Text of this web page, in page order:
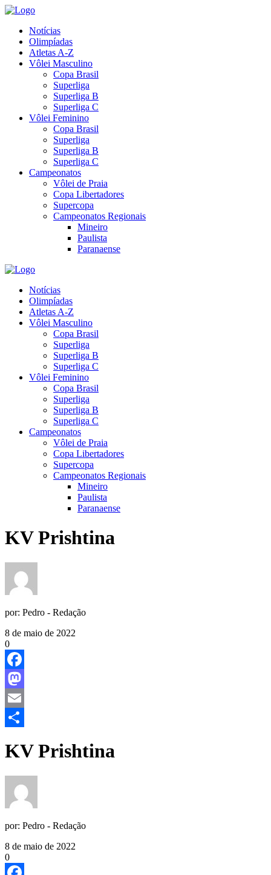
Notícias
Olimpíadas
Atletas A-Z
Vôlei Masculino
Copa Brasil
Superliga
Superliga B
Superliga C
Vôlei Feminino
Copa Brasil
Superliga
Superliga B
Superliga C
Campeonatos
Vôlei de Praia
Copa Libertadores
Supercopa
Campeonatos Regionais
Mineiro
Paulista
Paranaense
Notícias
Olimpíadas
Atletas A-Z
Vôlei Masculino
Copa Brasil
Superliga
Superliga B
Superliga C
Vôlei Feminino
Copa Brasil
Superliga
Superliga B
Superliga C
Campeonatos
Vôlei de Praia
Copa Libertadores
Supercopa
Campeonatos Regionais
Mineiro
Paulista
Paranaense
KV Prishtina
por: Pedro - Redação
8 de maio de 2022
0
Facebook
Mastodon
Email
KV Prishtina
por: Pedro - Redação
8 de maio de 2022
0